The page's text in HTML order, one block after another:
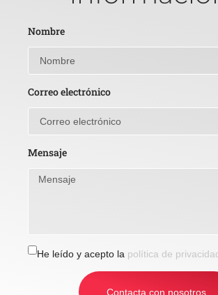
Nombre
Correo electrónico
Mensaje
He leído y acepto la política de
Contacta con nosotros